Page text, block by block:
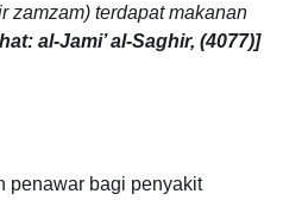
zamzam) terdapat makanan
al-Jami’ al-Saghir, (4077)]
penawar bagi penyakit